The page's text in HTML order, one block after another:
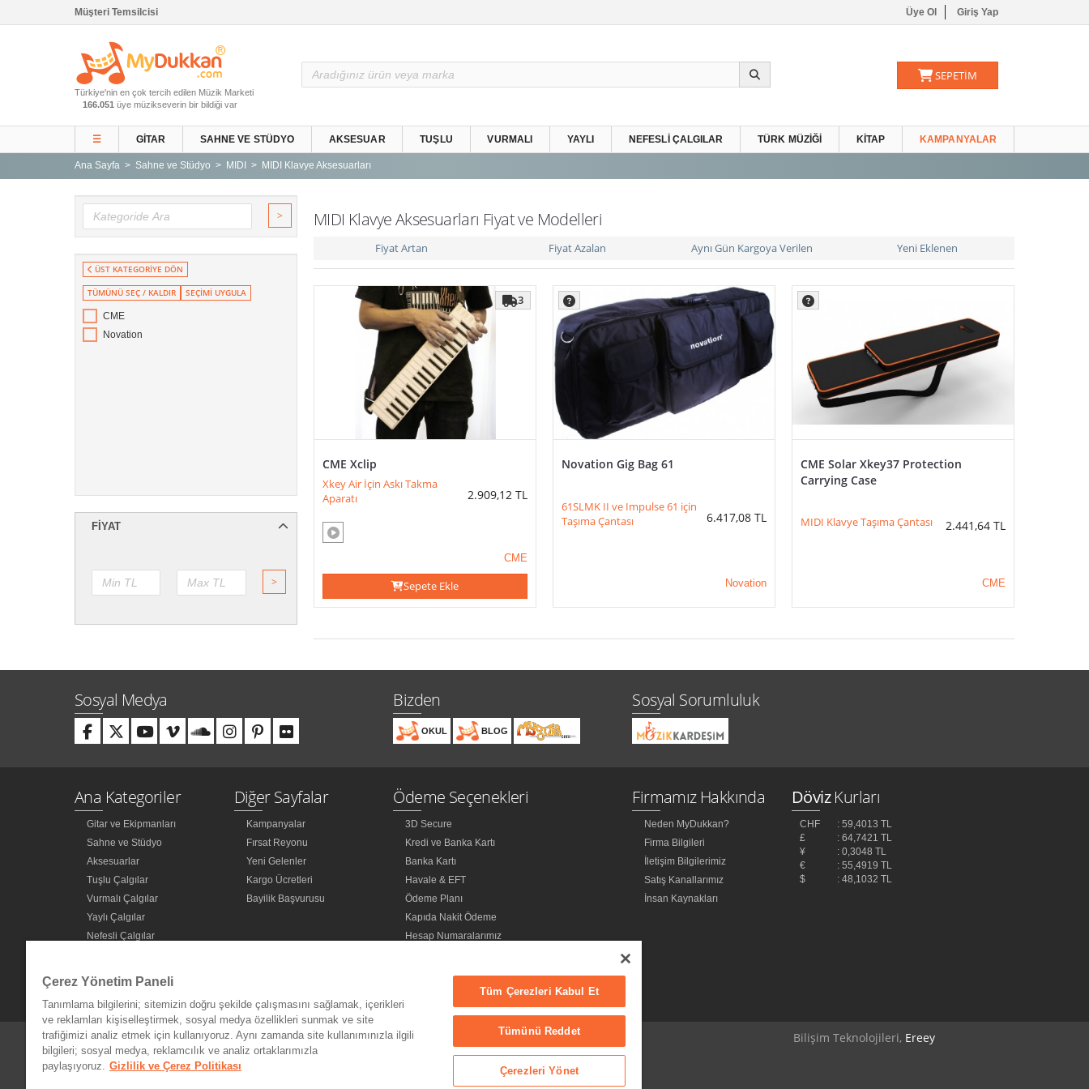
Müşteri Temsilcisi Üye Ol Giriş Yap
Gitar ve Ekipmanları
Sahne ve Stüdyo
Aksesuarlar
Türk Müziği Enstrümanları
Türkiye'nin en çok tercih edilen Müzik Marketi
166.051 üye müzikseverin bir bildiği var
SEPETİM
☰ GITAR SAHNE VE STÜDYO AKSESUAR TUŞLU VURMALI YAYLI NEFESLI ÇALGILAR TÜRK MÜZIĞI KITAP KAMPANYALAR
Ana Sayfa Sahne ve Stüdyo MIDI MIDI Klavye Aksesuarları
>
ÜST KATEGORİYE DÖN
TÜMÜNÜ SEÇ / KALDIR SEÇİMİ UYGULA
CME
Novation
FIYAT
>
MIDI Klavye Aksesuarları Fiyat ve Modelleri
Fiyat Artan Fiyat Azalan Aynı Gün Kargoya Verilen Yeni Eklenen
3
CME Xclip
Xkey Air İçin Askı Takma
Aparatı
2.909,12 TL
CME
Sepete Ekle
Novation Gig Bag 61
61SLMK II ve Impulse 61 için
Taşıma Çantası
6.417,08 TL
Novation
CME Solar Xkey37 Protection
Carrying Case
MIDI Klavye Taşıma Çantası 2.441,64 TL
CME
Sosyal Medya Bizden
OKUL BLOG
Sosyal Sorumluluk
Ana Kategoriler
Gitar ve Ekipmanları
Sahne ve Stüdyo
Aksesuarlar
Tuşlu Çalgılar
Vurmalı Çalgılar
Yaylı Çalgılar
Nefesli Çalgılar
Diğer Sayfalar
Kampanyalar
Fırsat Reyonu
Yeni Gelenler
Kargo Ücretleri
Bayilik Başvurusu
Ödeme Seçenekleri
3D Secure
Kredi ve Banka Kartı
Banka Kartı
Havale & EFT
Ödeme Planı
Kapıda Nakit Ödeme
Hesap Numaralarımız
Firmamız Hakkında
Neden MyDukkan?
Firma Bilgileri
İletişim Bilgilerimiz
Satış Kanallarımız
İnsan Kaynakları
DövizKurları
CHF
: 59,4013 TL
£
: 64,7421 TL
¥
: 0,3048 TL
€
: 55,4919 TL
$
: 48,1032 TL
Bilişim Teknolojileri, Ereey
Çerez Yönetim Paneli
Tanımlama bilgilerini; sitemizin doğru şekilde çalışmasını sağlamak, içerikleri
ve reklamları kişiselleştirmek, sosyal medya özellikleri sunmak ve site
trafiğimizi analiz etmek için kullanıyoruz. Aynı zamanda site kullanımınızla ilgili
bilgileri; sosyal medya, reklamcılık ve analiz ortaklarımızla
paylaşıyoruz. Gizlilik ve Çerez Politikası
Tüm Çerezleri Kabul Et
Tümünü Reddet
Çerezleri Yönet